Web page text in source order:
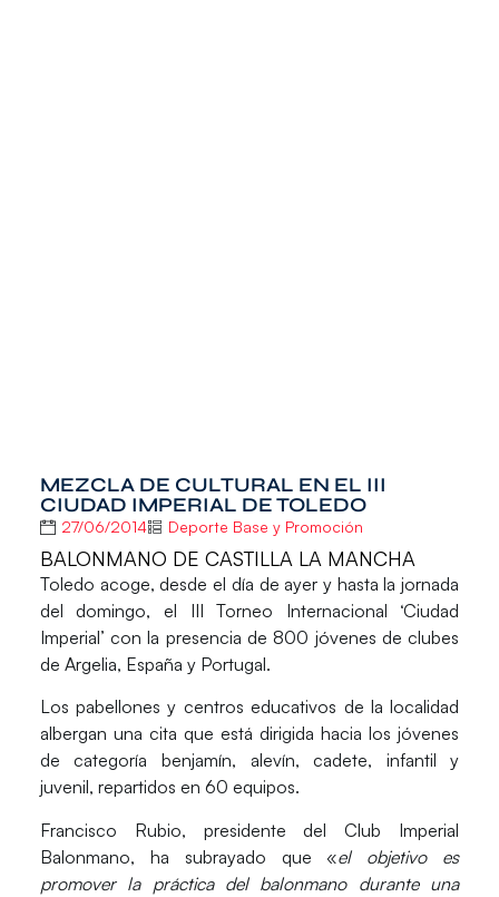
MEZCLA DE CULTURAL EN EL III
CIUDAD IMPERIAL DE TOLEDO
27/06/2014 Deporte Base y Promoción
BALONMANO DE CASTILLA LA MANCHA
Toledo acoge, desde el día de ayer y hasta la jornada
del domingo, el III Torneo Internacional ‘Ciudad
Imperial’ con la presencia de 800 jóvenes de clubes
de Argelia, España y Portugal.
Los pabellones y centros educativos de la localidad
albergan una cita que está dirigida hacia los jóvenes
de categoría benjamín, alevín, cadete, infantil y
juvenil, repartidos en 60 equipos.
Francisco Rubio, presidente del Club Imperial
Balonmano, ha subrayado que «el objetivo es
promover la práctica del balonmano durante una